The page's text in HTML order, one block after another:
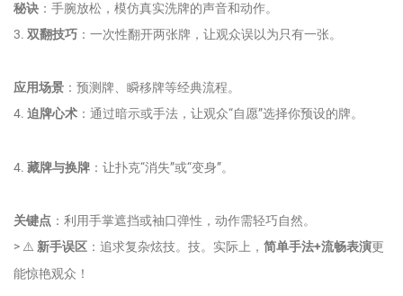
秘诀 ：手腕放松，模仿真实洗牌的声音和动作。
3. 双翻技巧 ：一次性翻开两张牌，让观众误以为只有一张。
应用场景 ：预测牌、瞬移牌等经典流程。
4. 迫牌心术 ：通过暗示或手法，让观众“自愿”选择你预设的牌。
4. 藏牌与换牌 ：让扑克“消失”或“变身”。
关键点 ：利用手掌遮挡或袖口弹性，动作需轻巧自然。
> ⚠️ 新手误区 ：追求复杂炫技。技。实际上， 简单手法+流畅表演更
能惊艳观众！